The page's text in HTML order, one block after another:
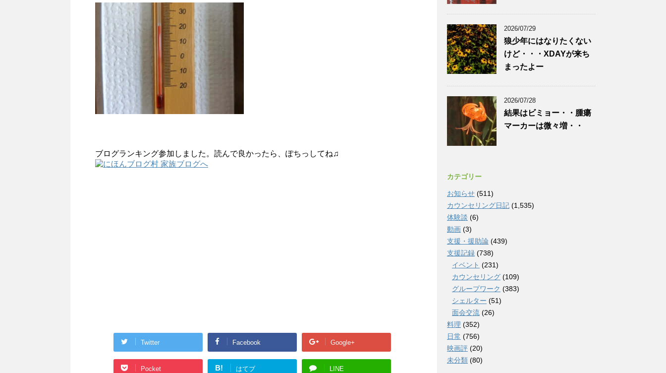
ブログランキング参加しました。読んで良かったら、ぽちっしてね♫
Twitter Facebook Google+
Pocket B! はてブ LINE
2026/07/29
狼少年にはなりたくない
けど・・・XDAYが来ち
まったよー
2026/07/28
結果はビミョー・・腫瘍
マーカーは微々増・・
カテゴリー
お知らせ (511)
カウンセリング日記 (1,535)
体験談 (6)
動画 (3)
支援・援助論 (439)
支援記録 (738)
イベント (231)
カウンセリング (109)
グループワーク (383)
シェルター (51)
面会交流 (26)
料理 (352)
日常 (756)
映画評 (20)
未分類 (80)